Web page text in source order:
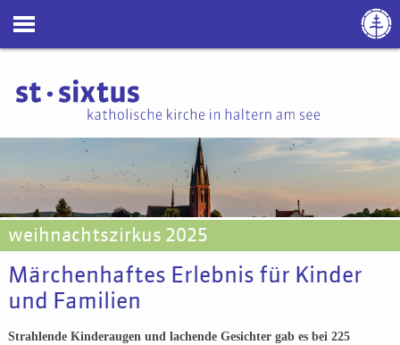
weihnachtszirkus 2025
Märchenhaftes Erlebnis für Kinder
und Familien
Strahlende Kinderaugen und lachende Gesichter gab es bei 225